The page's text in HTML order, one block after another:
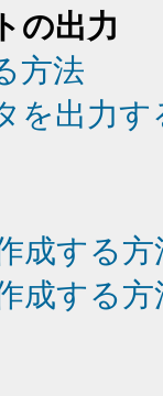
の出力
方法
を出力す
成する方
成する方